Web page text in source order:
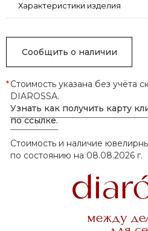
Характеристики изделия
Сообщить о наличии
*Стоимость указана без учёта
DIAROSSA.
Узнать как получить карту
по ссылке.
Стоимость и наличие
по состоянию на 08.08.2026 г.
между